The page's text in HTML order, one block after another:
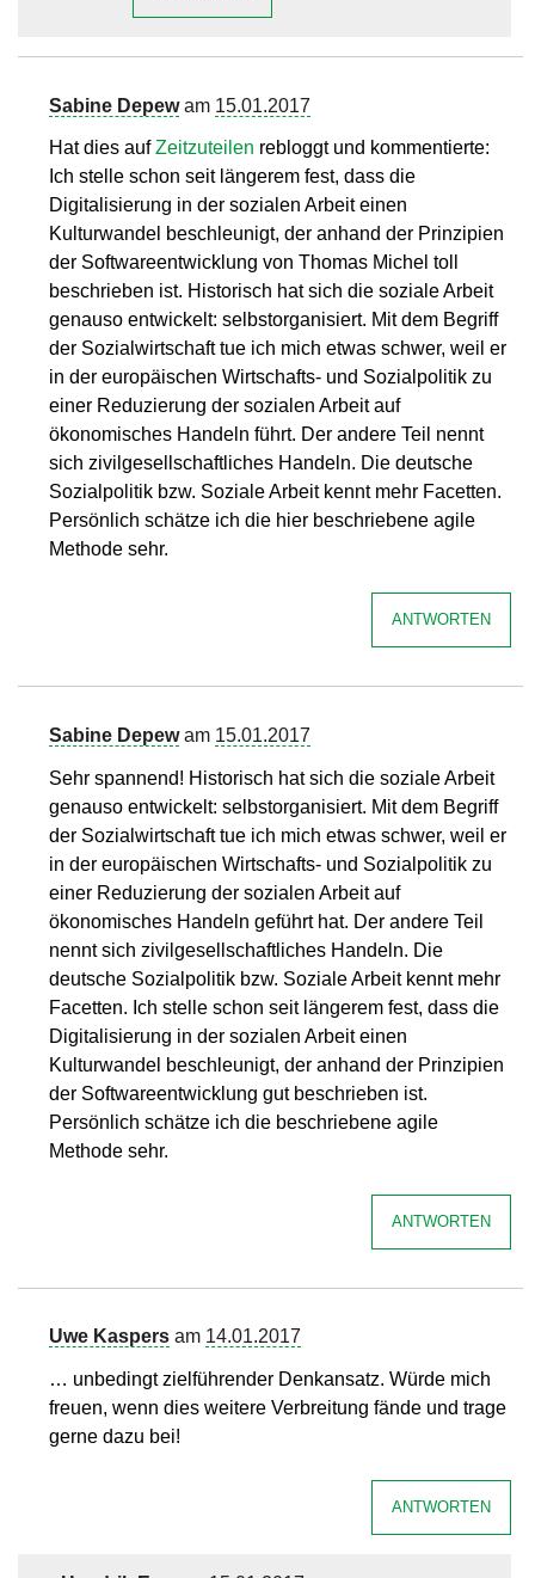
Sabine Depewam 15.01.2017
Hat dies aufZeitzuteilen rebloggt und kommentierte:
Ich stelle schon seit längerem fest, dass die
Digitalisierung in der sozialen Arbeit einen
Kulturwandel beschleunigt, der anhand der Prinzipien
der Softwareentwicklung von Thomas Michel toll
beschrieben ist. Historisch hat sich die soziale Arbeit
genauso entwickelt: selbstorganisiert. Mit dem Begriff
der Sozialwirtschaft tue ich mich etwas schwer, weil er
in der europäischen Wirtschafts- und Sozialpolitik zu
einer Reduzierung der sozialen Arbeit auf
ökonomisches Handeln führt. Der andere Teil nennt
sich zivilgesellschaftliches Handeln. Die deutsche
Sozialpolitik bzw. Soziale Arbeit kennt mehr Facetten.
Persönlich schätze ich die hier beschriebene agile
Methode sehr.
ANTWORTEN
Sabine Depewam 15.01.2017
Sehr spannend! Historisch hat sich die soziale Arbeit
genauso entwickelt: selbstorganisiert. Mit dem Begriff
der Sozialwirtschaft tue ich mich etwas schwer, weil er
in der europäischen Wirtschafts- und Sozialpolitik zu
einer Reduzierung der sozialen Arbeit auf
ökonomisches Handeln geführt hat. Der andere Teil
nennt sich zivilgesellschaftliches Handeln. Die
deutsche Sozialpolitik bzw. Soziale Arbeit kennt mehr
Facetten. Ich stelle schon seit längerem fest, dass die
Digitalisierung in der sozialen Arbeit einen
Kulturwandel beschleunigt, der anhand der Prinzipien
der Softwareentwicklung gut beschrieben ist.
Persönlich schätze ich die beschriebene agile
Methode sehr.
ANTWORTEN
Uwe Kaspers am 14.01.2017
… unbedingt zielführender Denkansatz. Würde mich
freuen, wenn dies weitere Verbreitung fände und trage
gerne dazu bei!
ANTWORTEN